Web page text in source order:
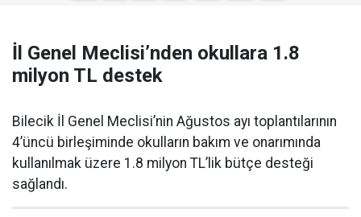
İl Genel Meclisi’nden okullara 1.8
milyon TL destek
Bilecik İl Genel Meclisi’nin Ağustos ayı toplantılarının
4’üncü birleşiminde okulların bakım ve onarımında
kullanılmak üzere 1.8 milyon TL’lik bütçe desteği
sağlandı.